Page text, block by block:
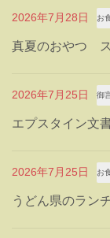
2026年7月28日 お
真夏のおやつ
2026年7月25日 御
エプスタイン文
2026年7月25日 お
うどん県のラン